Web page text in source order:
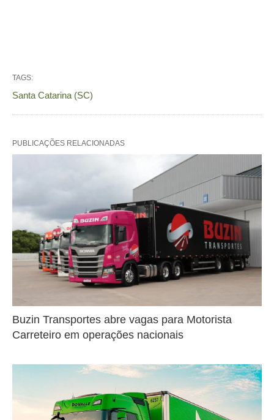
TAGS:
Santa Catarina (SC)
PUBLICAÇÕES RELACIONADAS
Buzin Transportes abre vagas para Motorista
Carreteiro em operações nacionais